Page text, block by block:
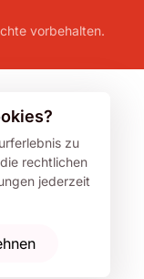
vorbehalten.
zu
rechtlichen
jederzeit